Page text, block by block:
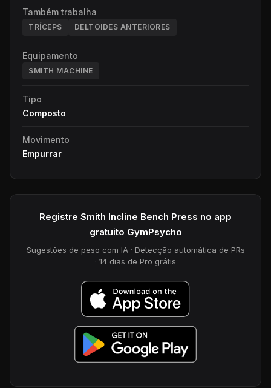
Também trabalha
TRÍCEPS DELTOIDES ANTERIORES
Equipamento
SMITH MACHINE
Tipo
Composto
Movimento
Empurrar
Registre Smith Incline Bench Press no app
gratuito GymPsycho
Sugestões de peso com IA · Detecção automática de PRs
· 14 dias de Pro grátis